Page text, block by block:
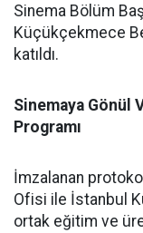
Sinema Bölüm
Küçükçekmece
katıldı.
Sinemaya Gönül
Programı
İmzalanan
Ofisi ile İstanbul
ortak eğitim ve